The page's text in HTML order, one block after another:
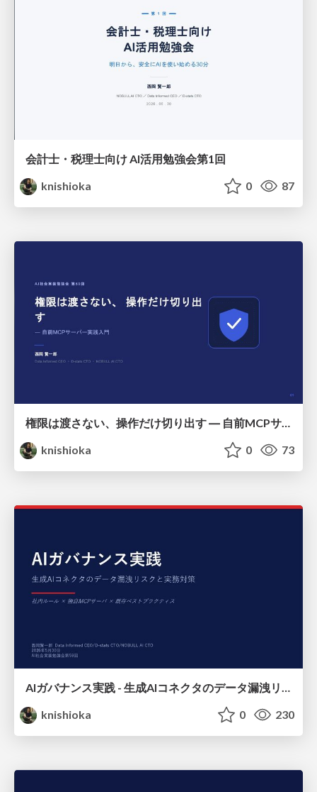
会計士・税理士向け AI活用勉強会第1回
knishioka
0 87
権限は渡さない、操作だけ切り出す ― 自前MCPサーバー実践入門
knishioka
0 73
AIガバナンス実践 - 生成AIコネクタのデータ漏洩リスクと実務対策
knishioka
0 230